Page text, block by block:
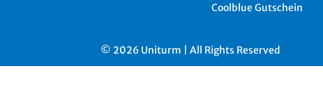
Coolblue Gutschein
© 2026 Uniturm | All Rights Reserved